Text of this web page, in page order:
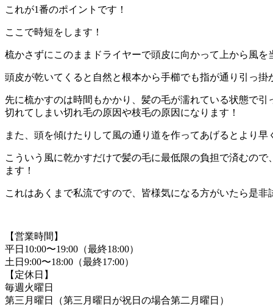
これが1番のポイントです！
ここで時短をします！
梳かさずにこのままドライヤーで頭皮に向かって上から風を
頭皮が乾いてくると自然と根本から手櫛でも指が通り引っ掛
先に梳かすのは時間もかかり、髪の毛が濡れている状態で引
切れてしまい切れ毛の原因や枝毛の原因になります！
また、頭を傾けたりして風の通り道を作ってあげるとより早
こういう風に乾かすだけで髪の毛に最低限の負担で済むので
ます！
これはあくまで私流ですので、皆様気になる方がいたら是非
【営業時間】
平日10:00〜19:00（最終18:00）
土日9:00〜18:00（最終17:00）
【定休日】
毎週火曜日
第三月曜日（第三月曜日が祝日の場合第二月曜日）